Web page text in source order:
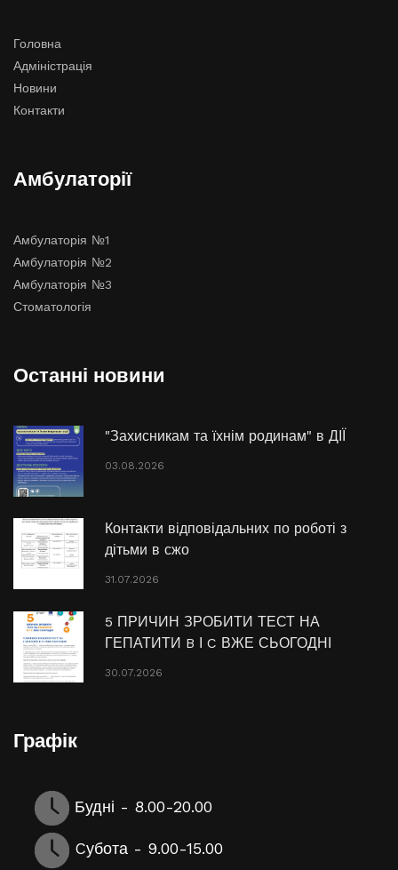
Головна
Адміністрація
Новини
Контакти
Амбулаторії
Амбулаторія №1
Амбулаторія №2
Амбулаторія №3
Стоматологія
Останні новини
"Захисникам та їхнім родинам" в ДІЇ
03.08.2026
Контакти відповідальних по роботі з
дітьми в сжо
31.07.2026
5 ПРИЧИН ЗРОБИТИ ТЕСТ НА
ГЕПАТИТИ B І C ВЖЕ СЬОГОДНІ
30.07.2026
Графік
Будні - 8.00-20.00
Cубота - 9.00-15.00